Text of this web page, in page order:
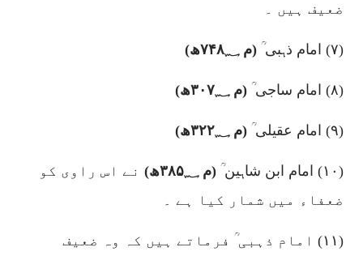
ضعیف ہیں ۔
(۷) امام ذہبی ؒ (م۷۴۸؁ھ)
(۸) امام ساجی ؒ (م۳۰۷؁ھ)
(۹) امام عقیلی ؒ (م۳۲۲؁ھ)
(۱۰) امام ابن شاہین ؒ (م۳۸۵؁ھ) نے اس راوی کو
ضعفاء میں شمار کیا ہے ۔
(۱۱)
امام ذہبی ؒ فرماتے ہیں کہ وہ ضعیف